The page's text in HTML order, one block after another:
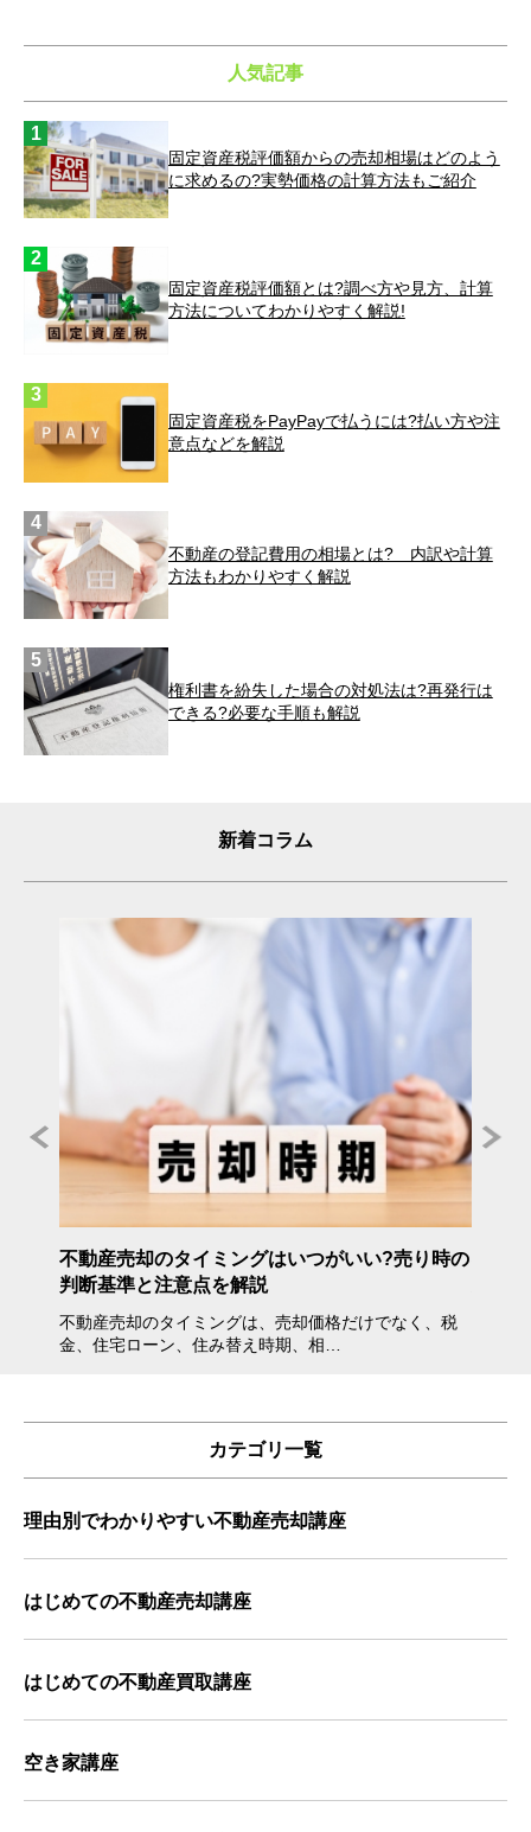
人気記事
固定資産税評価額からの売却相場はどのよう
に求めるの?実勢価格の計算方法もご紹介
固定資産税評価額とは?調べ方や見方、計算
方法についてわかりやすく解説!
固定資産税をPayPayで払うには?払い方や注
意点などを解説
不動産の登記費用の相場とは? 内訳や計算
方法もわかりやすく解説
権利書を紛失した場合の対処法は?再発行は
できる?必要な手順も解説
新着コラム
不動産売却のタイミングはいつがいい?売り時の
判断基準と注意点を解説
不動産売却のタイミングは、売却価格だけでなく、税
金、住宅ローン、住み替え時期、相…
カテゴリ一覧
理由別でわかりやすい不動産売却講座
はじめての不動産売却講座
はじめての不動産買取講座
空き家講座